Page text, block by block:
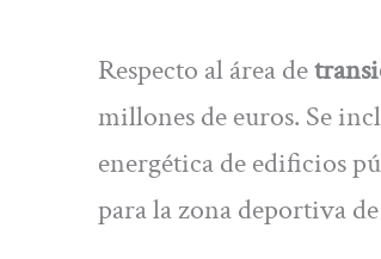
Respecto al área de
millones de euros. Se
energética de edificios
para la zona deportiva